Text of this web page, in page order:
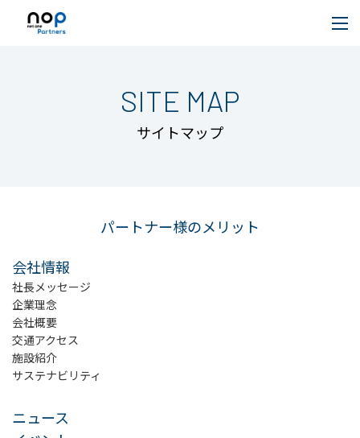
SITE MAP
サイトマップ
パートナー様のメリット
会社情報
社長メッセージ
企業理念
会社概要
交通アクセス
施設紹介
サステナビリティ
ニュース